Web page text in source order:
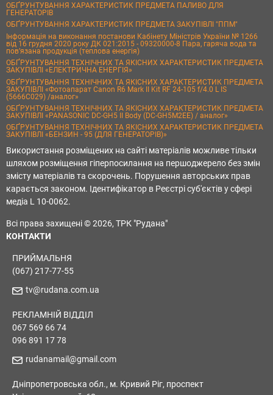
ОБҐРУНТУВАННЯ ХАРАКТЕРИСТИК ПРЕДМЕТА ПАЛИВО ДЛЯ
ГЕНЕРАТОРІВ
ОБҐРУНТУВАННЯ ХАРАКТЕРИСТИК ПРЕДМЕТА ЗАКУПІВЛІ "ППМ"
Інформація на виконання постанови Кабінету Міністрів України № 1266
від 16 грудня 2020 року ДК 021:2015 - 09320000-8 Пара, гаряча вода та
пов’язана продукція (теплова енергія)
ОБҐРУНТУВАННЯ ТЕХНІЧНИХ ТА ЯКІСНИХ ХАРАКТЕРИСТИК ПРЕДМЕТА
ЗАКУПІВЛІ «ЕЛЕКТРИЧНА ЕНЕРГІЯ»
ОБҐРУНТУВАННЯ ТЕХНІЧНИХ ТА ЯКІСНИХ ХАРАКТЕРИСТИК ПРЕДМЕТА
ЗАКУПІВЛІ «Фотоапарат Canon R6 Mark II Kit RF 24-105 f/4.0 L IS
(5666C029) /аналог»
ОБҐРУНТУВАННЯ ТЕХНІЧНИХ ТА ЯКІСНИХ ХАРАКТЕРИСТИК ПРЕДМЕТА
ЗАКУПІВЛІ «PANASONIC DC-GH5 II Body (DC-GH5M2EE) / аналог»
ОБҐРУНТУВАННЯ ТЕХНІЧНИХ ТА ЯКІСНИХ ХАРАКТЕРИСТИК ПРЕДМЕТА
ЗАКУПІВЛІ «БЕНЗИН - 95 (ДЛЯ ГЕНЕРАТОРІВ)»
Використання розміщених на сайті матеріалів можливе тільки
шляхом розміщення гіперпосилання на першоджерело без змін
змісту матеріалів та скорочень. Порушення авторських прав
карається законом. Ідентифікатор в Реєстрі суб'єктів у сфері
медіа L 10-0062.
Всі права захищені © 2026, ТРК "Рудана"
КОНТАКТИ
ПРИЙМАЛЬНЯ
(067) 217-77-55
tv@rudana.com.ua
РЕКЛАМНІЙ ВІДДІЛ
067 569 66 74
096 891 17 78
rudanamail@gmail.com
Дніпропетровська обл., м. Кривий Ріг, проспект